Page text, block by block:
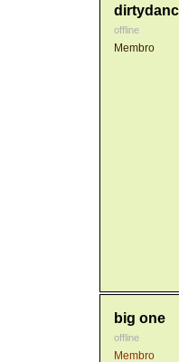
offline
Membro
big one
offline
Membro